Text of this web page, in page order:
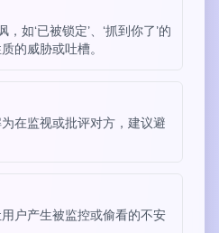
如‘已被锁定’、‘抓到你了’的
的威胁或吐槽。
在监视或批评对方，建议避
户产生被监控或偷看的不安